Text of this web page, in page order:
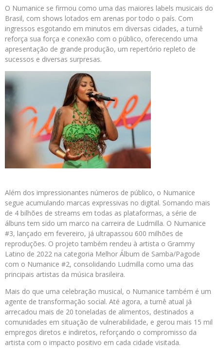
O Numanice se firmou como uma das maiores labels musicais do
Brasil, com shows lotados em arenas por todo o país. Com
ingressos esgotando em minutos em diversas cidades, a turnê
reforça sua força e conexão com o público, oferecendo uma
apresentação de grande produção, um repertório repleto de
sucessos e diversas surpresas.
Além dos impressionantes números de público, o Numanice
segue acumulando marcas expressivas no digital. Somando mais
de 4 bilhões de streams em todas as plataformas, a série de
álbuns tem sido um marco na carreira de Ludmilla. O Numanice
#3, lançado em fevereiro, já ultrapassou 600 milhões de
reproduções. O projeto também rendeu à artista o Grammy
Latino de 2022 na categoria Melhor Álbum de Samba/Pagode
com o Numanice #2, consolidando Ludmilla como uma das
principais artistas da música brasileira.
Mais do que uma celebração musical, o Numanice também é um
agente de transformação social. Até agora, a turnê atual já
arrecadou mais de 20 toneladas de alimentos, destinados a
comunidades em situação de vulnerabilidade, e gerou mais 15 mil
empregos diretos e indiretos, reforçando o compromisso da
artista com o impacto positivo em cada cidade visitada.